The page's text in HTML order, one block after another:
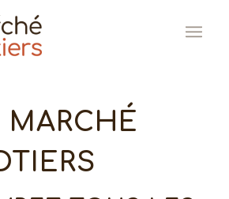
MARCHÉ